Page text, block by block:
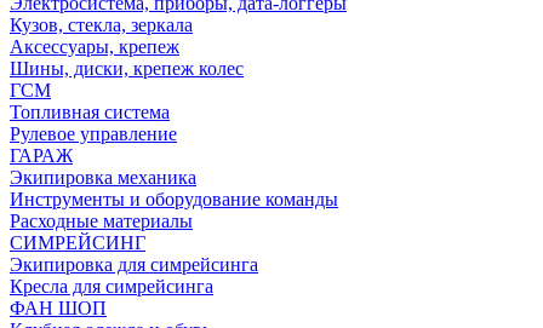
Кузов, стекла, зеркала
Аксессуары, крепеж
Шины, диски, крепеж колес
ГСМ
Топливная система
Рулевое управление
ГАРАЖ
Экипировка механика
Инструменты и оборудование команды
Расходные материалы
СИМРЕЙСИНГ
Экипировка для симрейсинга
Кресла для симрейсинга
ФАН ШОП